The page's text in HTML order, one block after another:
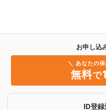
お申し込
＼ あなたの
無料で
ID登